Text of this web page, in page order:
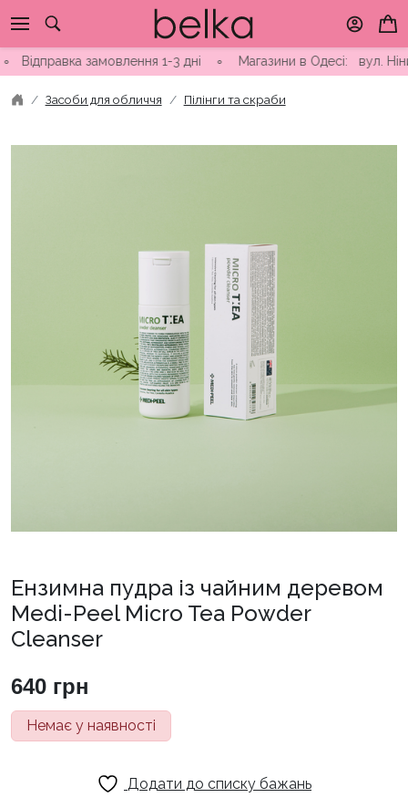
to
contentзамовлення 1-3 дні ∘ Магазини в Одесі: вул. Ніни
Засоби для обличчя Пілінги та скраби
Ензимна пудра із чайним деревом
Medi-Peel Micro Tea Powder
Cleanser
640 грн
Немає у наявності
Додати до списку бажань